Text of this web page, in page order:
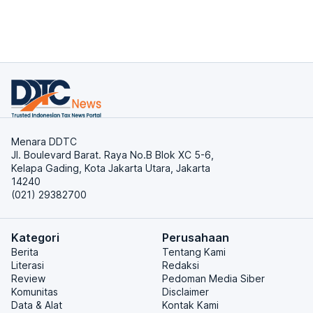
Menara DDTC
Jl. Boulevard Barat. Raya No.B Blok XC 5-6,
Kelapa Gading, Kota Jakarta Utara, Jakarta
14240
(021) 29382700
Kategori
Berita
Literasi
Review
Komunitas
Data & Alat
Perusahaan
Tentang Kami
Redaksi
Pedoman Media Siber
Disclaimer
Kontak Kami